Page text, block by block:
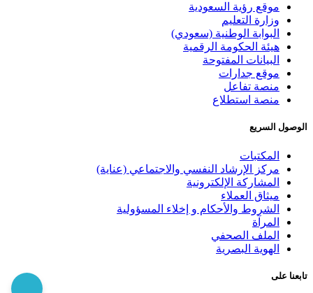
موقع رؤية السعودية
وزارة التعليم
البوابة الوطنية (سعودي)
هيئة الحكومة الرقمية
البيانات المفتوحة
موقع جدارات
منصة تفاعل
منصة استطلاع
الوصول السريع
المكتبات
مركز الإرشاد النفسي والاجتماعي (عناية)
المشاركة الإلكترونية
ميثاق العملاء
الشروط والأحكام و إخلاء المسؤولية
المرآة
الملف الصحفي
الهوية البصرية
تابعنا على